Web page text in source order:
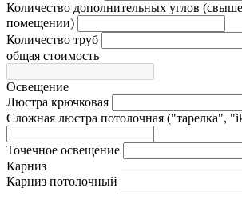
Количество дополнительных углов
помещении)
Количество труб
общая стоимость
Освещение
Люстра крючковая
Сложная люстра потолочная ("тарелка",
Точечное освещение
Карниз
Карниз потолочный